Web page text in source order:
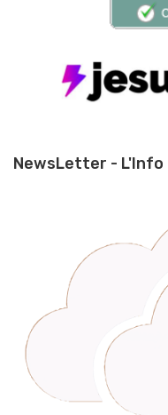
NewsLetter - L'Info